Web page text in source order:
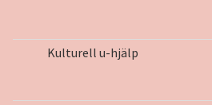
Kulturell u-hjälp